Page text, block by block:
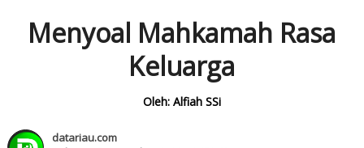
Menyoal Mahkamah Rasa
Keluarga
Oleh: Alfiah SSi
datariau.com